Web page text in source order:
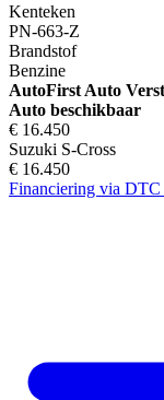
Kenteken
PN-663-Z
Brandstof
Benzine
AutoFirst Auto
Auto beschikbaar
€ 16.450
Suzuki S-Cross
€ 16.450
Financiering via DTC